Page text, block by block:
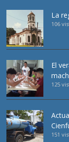
La
106
El
125
151